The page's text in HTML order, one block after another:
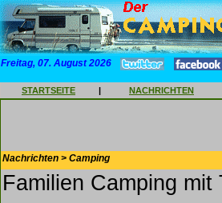
Freitag, 07. August 2026
STARTSEITE | NACHRICHTEN
Nachrichten > Camping
Familien Camping mit